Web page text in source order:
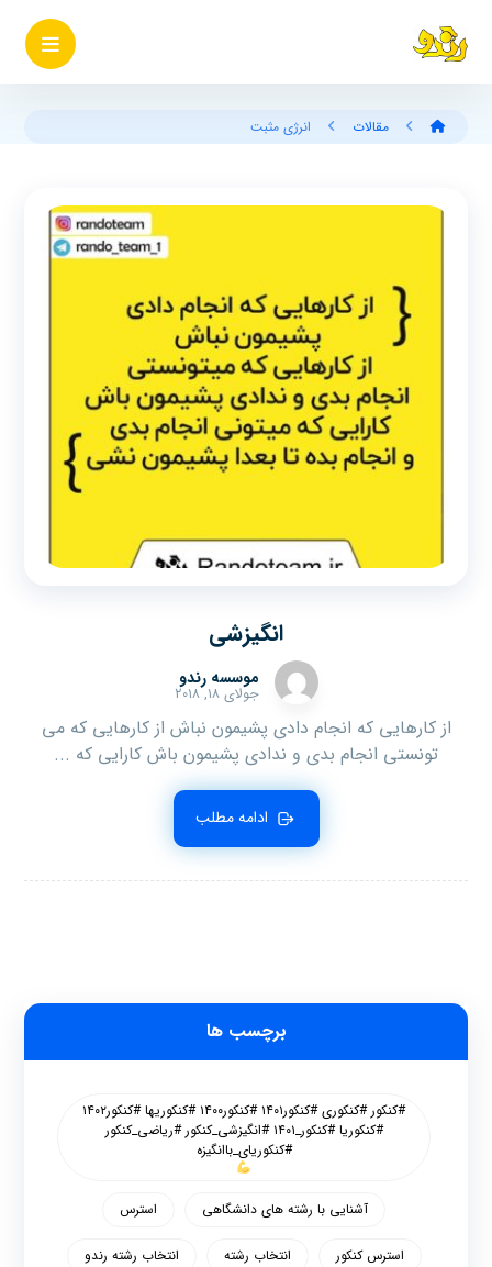
مقالات انرژی مثبت
انگیزشی
موسسه رندو
جولای ۱۸, ۲۰۱۸
از کارهایی که انجام دادی پشیمون نباش از کارهایی که می
تونستی انجام بدی و ندادی پشیمون باش کارایی که ...
ادامه مطلب
برچسب ها
#کنکور #کنکوری #کنکور۱۴۰۱ #کنکور۱۴۰۰ #کنکوریها #کنکور۱۴۰۲
#کنکوریا #کنکور_۱۴۰۱ #انگیزشی_کنکور #ریاضی_کنکور
#کنکوریای_باانگیزه
آشنایی با رشته های دانشگاهی استرس
استرس کنکور انتخاب رشته انتخاب رشته رندو